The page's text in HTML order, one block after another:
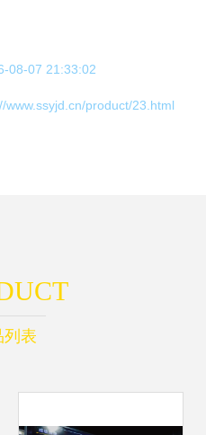
08-07 21:33:02
www.ssyjd.cn/product/23.html
列表